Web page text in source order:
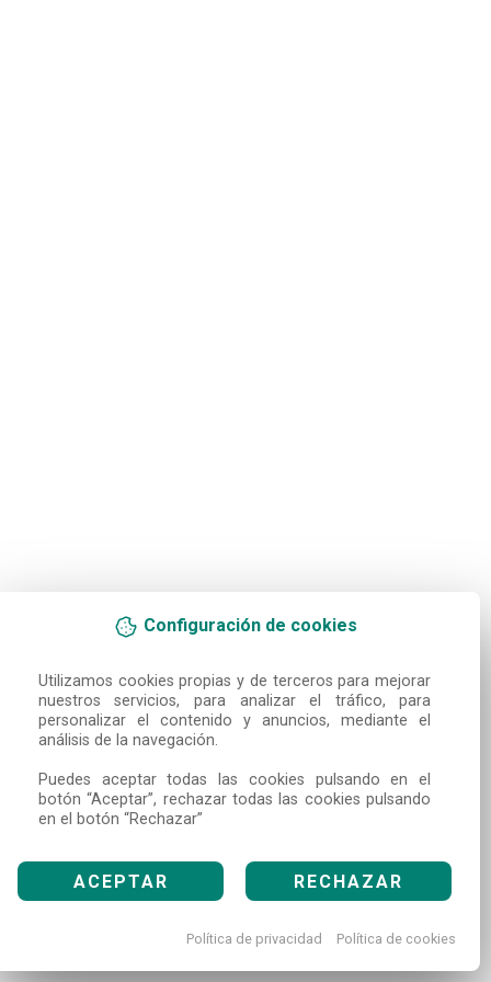
Configuración de cookies
Utilizamos cookies propias y de terceros para mejorar
nuestros servicios, para analizar el tráfico, para
personalizar el contenido y anuncios, mediante el
análisis de la navegación.
Puedes aceptar todas las cookies pulsando en el
botón “Aceptar”, rechazar todas las cookies pulsando
en el botón “Rechazar”
ACEPTAR RECHAZAR
Política de privacidad Política de cookies